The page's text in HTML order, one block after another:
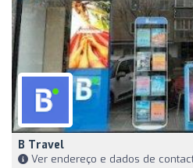
B Travel
Ver endereço e dados de